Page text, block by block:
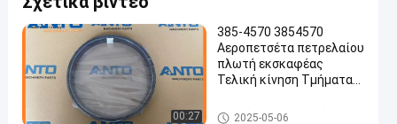
00:27
385-4570 3854570
Αεροπετσέτα πετρελαίου
πλωτή εκσκαφέας
Τελική κίνηση Τμήματα
Τελικό Drive εκσκαφέων
2025-05-06